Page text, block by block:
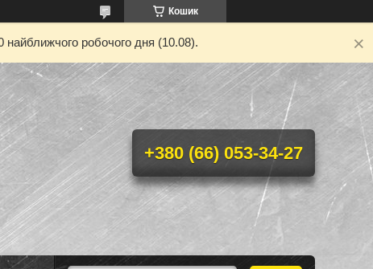
Кошик
найближчого робочого дня (10.08).
+380 (66) 053-34-27